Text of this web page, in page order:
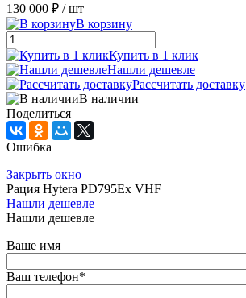
130 000 ₽ / шт
В корзину
Купить в 1 клик
Нашли дешевле
Рассчитать доставку
В наличии
Поделиться
Ошибка
Закрыть окно
Рация Hytera PD795Ex VHF
Нашли дешевле
Нашли дешевле
Ваше имя
Ваш телефон*